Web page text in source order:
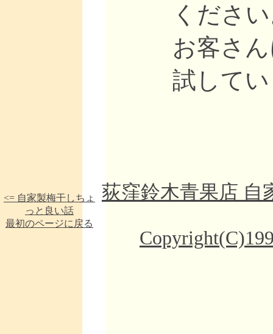
くださ
お客さ
試して
<= 自家製梅干しちょ
っと良い話
最初のページに戻る
荻窪鈴木青果店 自